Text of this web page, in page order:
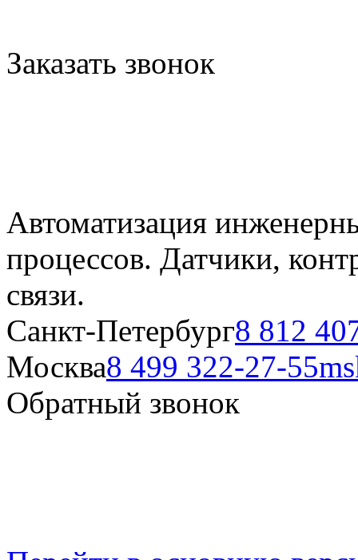
Заказать звонок
Автоматизация
процессов. Датчики,
связи.
Санкт-Петербург8 812
Москва8 499 322-27-55
Обратный звонок